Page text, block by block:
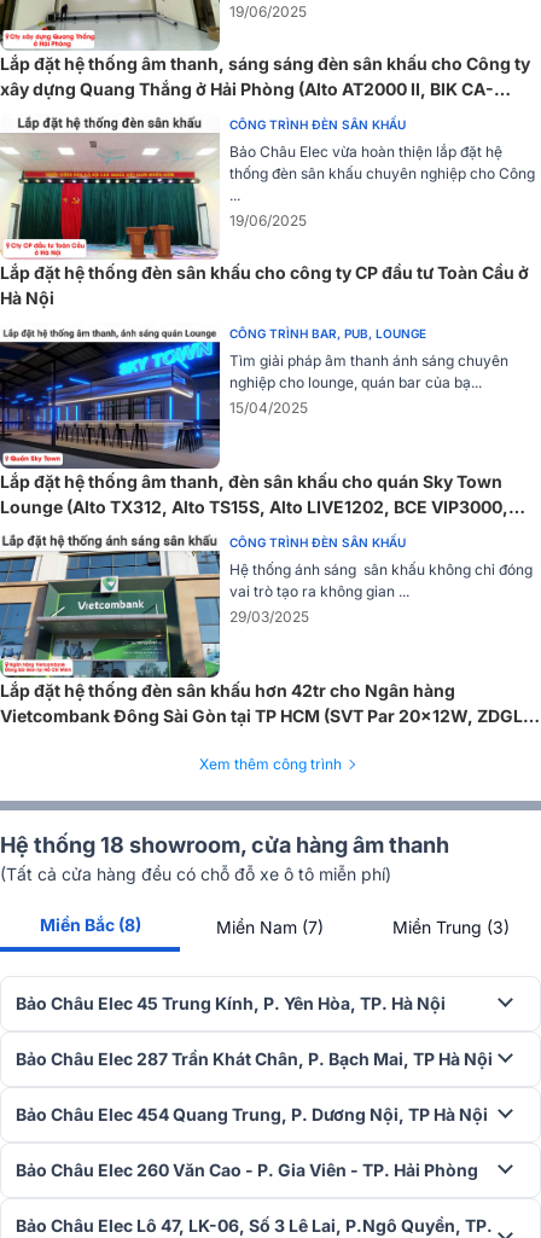
2. Điều khiển thời gian thực - Hiệu năng cực khủng
Bàn điều khiển ánh sáng cao cấp YEL C2 hỗ trợđiều khiển thời
, khi kết nối với NPU
(Network Processing Unit), tương đương256 vũ trụ DMX
cực kỳ ấn tượng trong ngành ánh sáng chuyên nghiệp.
Nhờ khả năng xử lý mạnh mẽ, bàn điều khiển này cho phép vận
hành đồng thời hàng ngàn thiết bị ánh sáng, đảm bảo hiệu ứng luôn
mượt mà, không trễ tín hiệu dù trong những buổi biểu diễn lớn hay
chương trình có cấu trúc ánh sáng phức tạp.
thống sân khấu vừa và lớn. Điều này giúp kỹ thuật viên có thể kiểm
soát đồng thời nhiều nhóm đèn khác nhau như moving head, PAR
sống động.
19/06/2025
Lắp đặt hệ thống âm thanh, sáng sáng đèn sân khấu cho Công ty
xây dựng Quang Thắng ở Hải Phòng (Alto AT2000 II, BIK CA-
J604, SVT PAR 20x12W,...)
CÔNG TRÌNH ĐÈN SÂN KHẤU
Bảo Châu Elec vừa hoàn thiện lắp đặt hệ
thống đèn sân khấu chuyên nghiệp cho Công
...
19/06/2025
Lắp đặt hệ thống đèn sân khấu cho công ty CP đầu tư Toàn Cầu ở
Hà Nội
CÔNG TRÌNH BAR, PUB, LOUNGE
Tìm giải pháp âm thanh ánh sáng chuyên
nghiệp cho lounge, quán bar của bạ...
15/04/2025
Lắp đặt hệ thống âm thanh, đèn sân khấu cho quán Sky Town
Lounge (Alto TX312, Alto TS15S, Alto LIVE1202, BCE VIP3000,
Bksound MS8...)
CÔNG TRÌNH ĐÈN SÂN KHẤU
Hệ thống ánh sáng sân khấu không chỉ đóng
vai trò tạo ra không gian ...
29/03/2025
Lắp đặt hệ thống đèn sân khấu hơn 42tr cho Ngân hàng
Vietcombank Đông Sài Gòn tại TP HCM (SVT Par 20x12W, ZDGL
Xem thêm công trình
Hệ thống 18 showroom, cửa hàng âm thanh
(Tất cả cửa hàng đều có chỗ đỗ xe ô tô miễn phí)
Miền Bắc (8) Miền Nam (7) Miền Trung (3)
Bảo Châu Elec 45 Trung Kính, P. Yên Hòa, TP. Hà Nội
Bảo Châu Elec 287 Trần Khát Chân, P. Bạch Mai, TP Hà Nội
Bảo Châu Elec 454 Quang Trung, P. Dương Nội, TP Hà Nội
Bảo Châu Elec 260 Văn Cao - P. Gia Viên - TP. Hải Phòng
Bảo Châu Elec Lô 47, LK-06, Số 3 Lê Lai, P.Ngô Quyền, TP.